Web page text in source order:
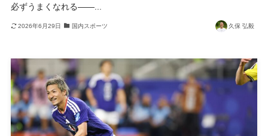
必ずうまくなれる――...
2026年6月29日 国内スポーツ 久保 弘毅